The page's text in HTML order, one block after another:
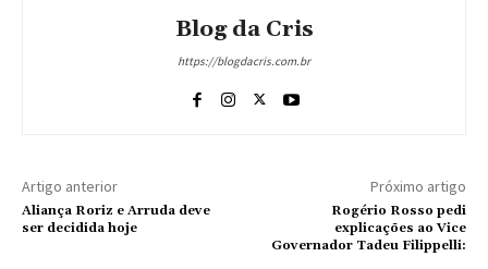
Blog da Cris
https://blogdacris.com.br
Artigo anterior
Aliança Roriz e Arruda deve
ser decidida hoje
Próximo artigo
Rogério Rosso pedi
explicações ao Vice
Governador Tadeu Filippelli: